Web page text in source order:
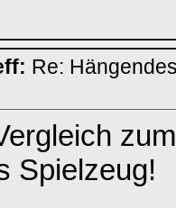
Re:
Spielzeug!